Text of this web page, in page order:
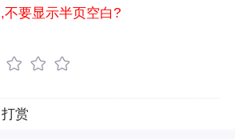
要显示半页空白?
打赏